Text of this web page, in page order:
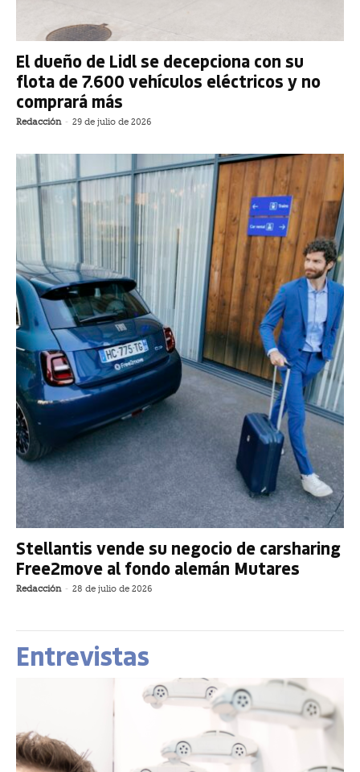
El dueño de Lidl se decepciona con su
flota de 7.600 vehículos eléctricos y no
comprará más
Redacción - 29 de julio de 2026
Stellantis vende su negocio de carsharing
Free2move al fondo alemán Mutares
Redacción - 28 de julio de 2026
Entrevistas